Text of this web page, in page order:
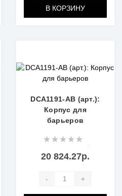
В КОРЗИНУ
DCA1191-AB (арт.):
Корпус для
барьеров
20 824.27р.
- +